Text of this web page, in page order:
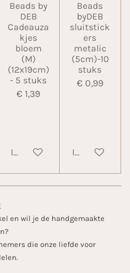
Beads by
DEB
Cadeauza
kjes
bloem
(M)
(12x19cm)
- 5 stuks
€ 1,39
In winkelwagen
Beads
byDEB
sluitstick
ers
metalic
(5cm)-10
stuks
€ 0,99
In
en wil je de handgemaakte
die onze liefde voor